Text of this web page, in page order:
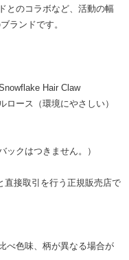
とのコラボなど、活動の幅
ランドです。
Hair Claw
ース（環境にやさしい）
ックはつきません。）
接取引を行う正規販売店で
べ色味、柄が異なる場合が